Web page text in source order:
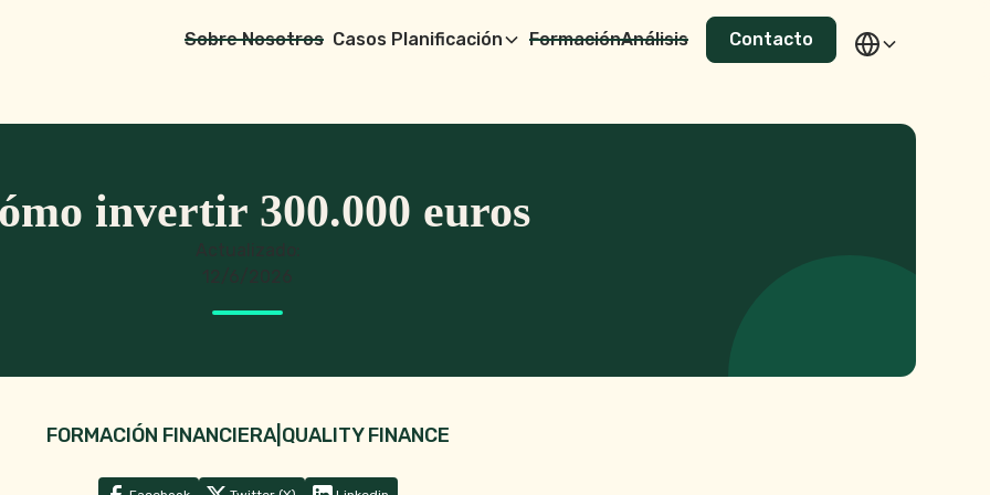
Sobre Nosotros Casos Planificación FormaciónAnálisis Contacto
invertir 300.000 euros
Actualizado:
12/6/2026
FORMACIÓN FINANCIERA| QUALITY FINANCE